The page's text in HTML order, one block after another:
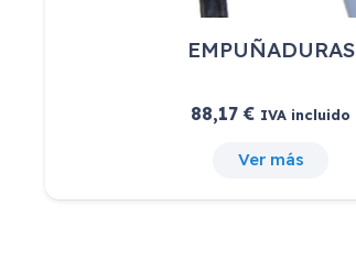
EMPUÑADURAS
88,17€ IVA incluido
Ver más